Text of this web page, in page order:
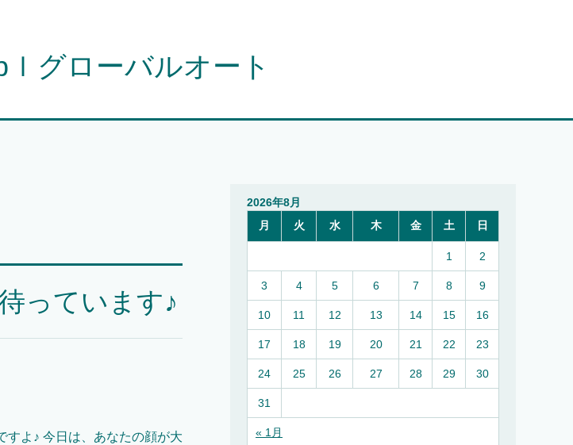
グローバルオート
っています♪
すよ♪ 今日は、あなたの顔が大
2026年8月
月
火 水 木 金 土 日
« 1月
1 2
3 4 5 6 7 8 9
10 11 12 13 14 15 16
17 18 19 20 21 22 23
24 25 26 27 28 29 30
31